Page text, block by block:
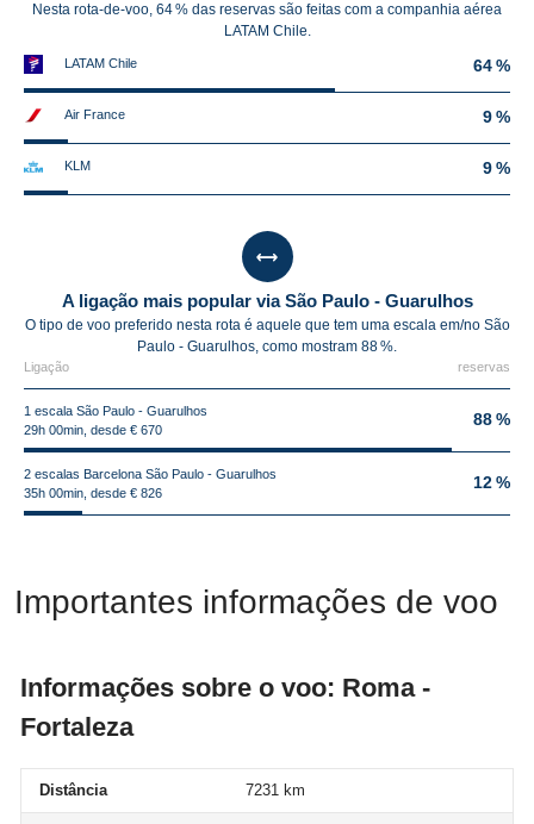
Nesta rota-de-voo, 64 % das reservas são feitas com a companhia aérea
LATAM Chile.
LATAM Chile 64 %
Air France 9 %
KLM 9 %
A ligação mais popular via São Paulo - Guarulhos
O tipo de voo preferido nesta rota é aquele que tem uma escala em/no São
Paulo - Guarulhos, como mostram 88 %.
Ligação reservas
1 escala São Paulo - Guarulhos
29h 00min, desde € 670
88 %
2 escalas Barcelona São Paulo - Guarulhos
35h 00min, desde € 826
12 %
Importantes informações de voo
Informações sobre o voo: Roma -
Fortaleza
Distância 7231 km